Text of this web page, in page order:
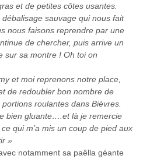
et de petites côtes usantes.
sauvage qui nous fait
nous faisons reprendre par une
de chercher, puis arrive un
sur sa montre ! Oh toi on
et moi reprenons notre place,
de redoubler bon nombre de
roulantes dans Bièvres.
bien gluante….et là je remercie
qui m’a mis un coup de pied aux
»
notamment sa paêlla géante